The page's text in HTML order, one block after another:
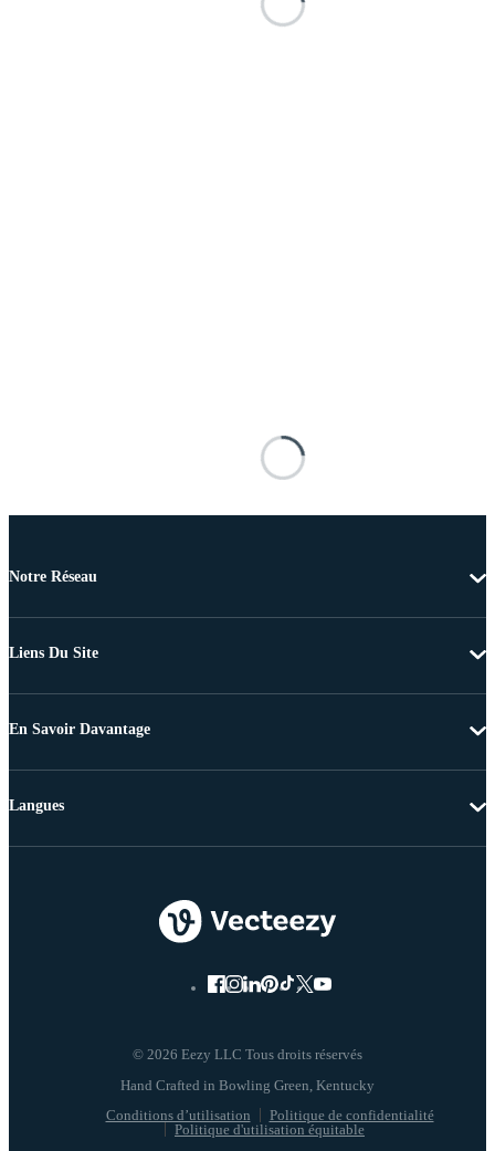
Notre Réseau
Liens Du Site
En Savoir Davantage
© 2026 Eezy LLC Tous droits réservés
Conditions d’utilisation
Politique de confidentialité
Politique d'utilisation équitable
Langues